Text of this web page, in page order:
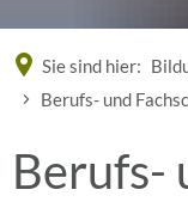
Sie sind hier:
Berufs- und
Berufs-
Berufs-